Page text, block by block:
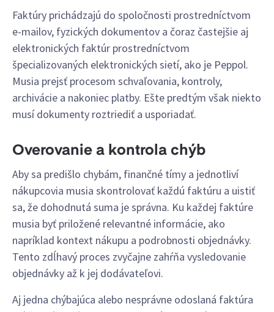
Faktúry prichádzajú do spoločnosti prostredníctvom
e-mailov, fyzických dokumentov a čoraz častejšie aj
elektronických faktúr prostredníctvom
špecializovaných elektronických sietí, ako je Peppol.
Musia prejsť procesom schvaľovania, kontroly,
archivácie a nakoniec platby. Ešte predtým však niekto
musí dokumenty roztriediť a usporiadať.
Overovanie a kontrola chýb
Aby sa predišlo chybám, finančné tímy a jednotliví
nákupcovia musia skontrolovať každú faktúru a uistiť
sa, že dohodnutá suma je správna. Ku každej faktúre
musia byť priložené relevantné informácie, ako
napríklad kontext nákupu a podrobnosti objednávky.
Tento zdĺhavý proces zvyčajne zahŕňa vysledovanie
objednávky až k jej dodávateľovi.
Aj jedna chýbajúca alebo nesprávne odoslaná faktúra